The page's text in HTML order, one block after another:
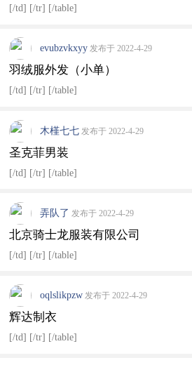
[/td] [/tr] [/table]
evubzvkxyy 发布于 2022-4-29
羽绒服外发（小单）
[/td] [/tr] [/table]
木槿七七 发布于 2022-4-29
圣克菲男装
[/td] [/tr] [/table]
弄队了 发布于 2022-4-29
北京骑士龙服装有限公司
[/td] [/tr] [/table]
oqlslikpzw 发布于 2022-4-29
辉达制衣
[/td] [/tr] [/table]